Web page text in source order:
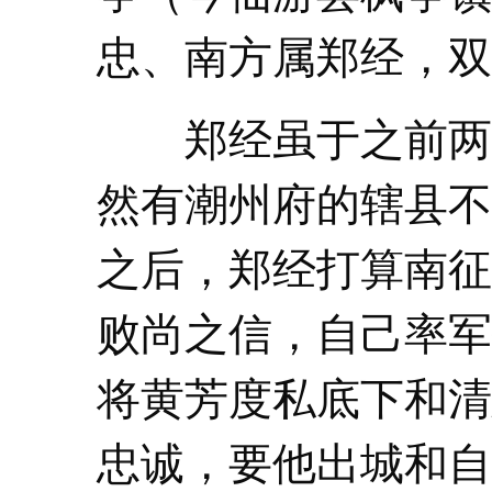
忠、南方属郑经，
郑经虽于之前两
然有潮州府的辖县
之后，郑经打算南
败尚之信，自己率
将黄芳度私底下和
忠诚，要他出城和